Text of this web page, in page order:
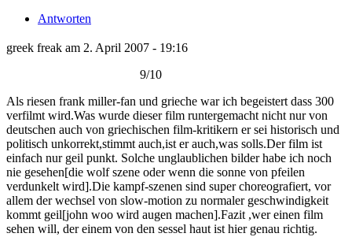
Antworten
greek freak am 2. April 2007 - 19:16
9/10
Als riesen frank miller-fan und grieche war ich begeistert dass 300
verfilmt wird.Was wurde dieser film runtergemacht nicht nur von
deutschen auch von griechischen film-kritikern er sei historisch und
politisch unkorrekt,stimmt auch,ist er auch,was solls.Der film ist
einfach nur geil punkt. Solche unglaublichen bilder habe ich noch
nie gesehen[die wolf szene oder wenn die sonne von pfeilen
verdunkelt wird].Die kampf-szenen sind super choreografiert, vor
allem der wechsel von slow-motion zu normaler geschwindigkeit
kommt geil[john woo wird augen machen].Fazit ,wer einen film
sehen will, der einem von den sessel haut ist hier genau richtig.